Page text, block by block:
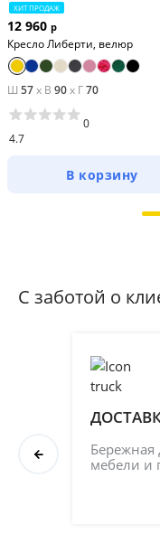
ХИТ ПРОДАЖ
12 960 р
Кресло Либерти, велюр
Ш 57x В 90x Г70
4.7
0
В корзину
С заботой о
Бережная
мебели и